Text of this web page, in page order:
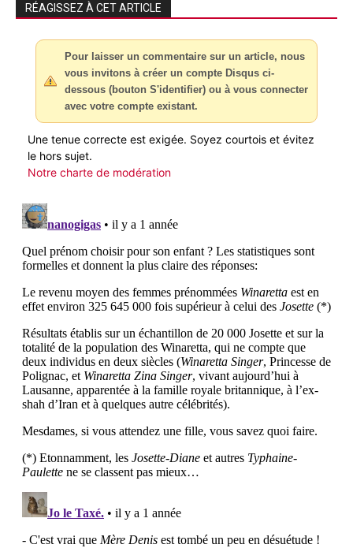
RÉAGISSEZ À CET ARTICLE
Pour laisser un commentaire sur un article, nous
vous invitons à créer un compte Disqus ci-
dessous (bouton S'identifier) ou à vous connecter
avec votre compte existant.
Une tenue correcte est exigée. Soyez courtois et évitez
le hors sujet.
Notre charte de modération